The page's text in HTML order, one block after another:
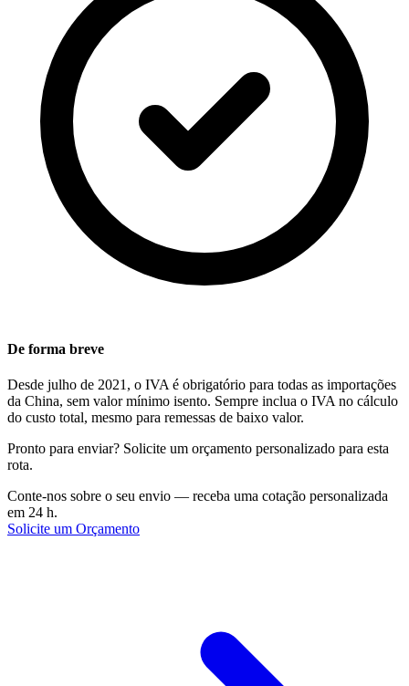
De forma breve
Desde julho de 2021, o IVA é obrigatório para todas as importações
da China, sem valor mínimo isento. Sempre inclua o IVA no cálculo
do custo total, mesmo para remessas de baixo valor.
Pronto para enviar? Solicite um orçamento personalizado para esta
rota.
Conte-nos sobre o seu envio — receba uma cotação personalizada
em 24 h.
Solicite um Orçamento